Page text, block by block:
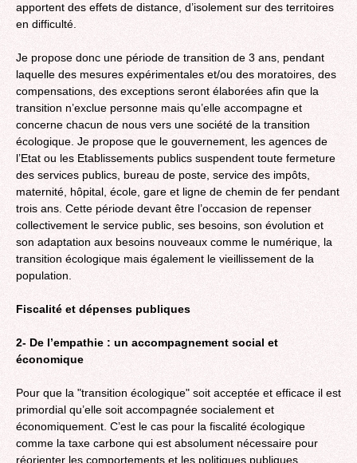
apportent des effets de distance, d’isolement sur des territoires
en difficulté.
Je propose donc une période de transition de 3 ans, pendant
laquelle des mesures expérimentales et/ou des moratoires, des
compensations, des exceptions seront élaborées afin que la
transition n’exclue personne mais qu’elle accompagne et
concerne chacun de nous vers une société de la transition
écologique. Je propose que le gouvernement, les agences de
l’Etat ou les Etablissements publics suspendent toute fermeture
des services publics, bureau de poste, service des impôts,
maternité, hôpital, école, gare et ligne de chemin de fer pendant
trois ans. Cette période devant être l’occasion de repenser
collectivement le service public, ses besoins, son évolution et
son adaptation aux besoins nouveaux comme le numérique, la
transition écologique mais également le vieillissement de la
population.
Fiscalité et dépenses publiques
2- De l’empathie : un accompagnement social et
économique
Pour que la "transition écologique" soit acceptée et efficace il est
primordial qu’elle soit accompagnée socialement et
économiquement. C’est le cas pour la fiscalité écologique
comme la taxe carbone qui est absolument nécessaire pour
réorienter les comportements et les politiques publiques